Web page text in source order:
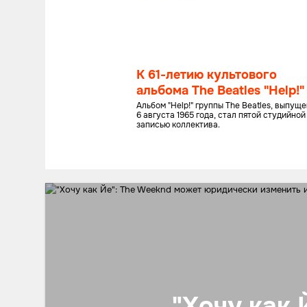
К 61-летию культового
альбома The Beatles "Help!"
Альбом "Help!" группы The Beatles,
6 августа 1965 года, стал пятой студийной
записью коллектива.